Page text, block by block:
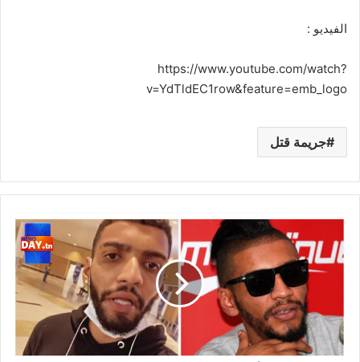
الفيديو :
https://www.youtube.com/watch?
v=YdTldEC1row&feature=emb_logo
جريمة قتل
عصابة
تلاحق
"سمارا"
تفاصيل
ومعطيات